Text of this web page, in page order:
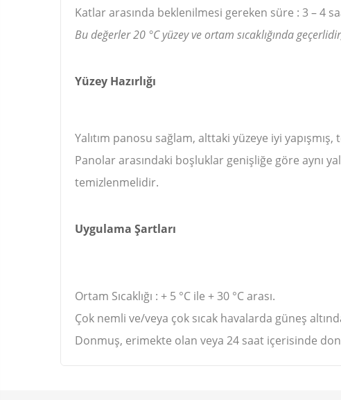
Katlar arasında beklenilmesi gereken süre : 3 – 4
Bu değerler 20 °C yüzey ve ortam sıcaklığında
Yüzey Hazırlığı
Yalıtım panosu sağlam, alttaki yüzeye iyi yapışmış,
Panolar arasındaki boşluklar genişliğe göre aynı
temizlenmelidir.
Uygulama Şartları
Ortam Sıcaklığı : + 5 °C ile + 30 °C arası.
Çok nemli ve/veya çok sıcak havalarda güneş
Donmuş, erimekte olan veya 24 saat içerisinde